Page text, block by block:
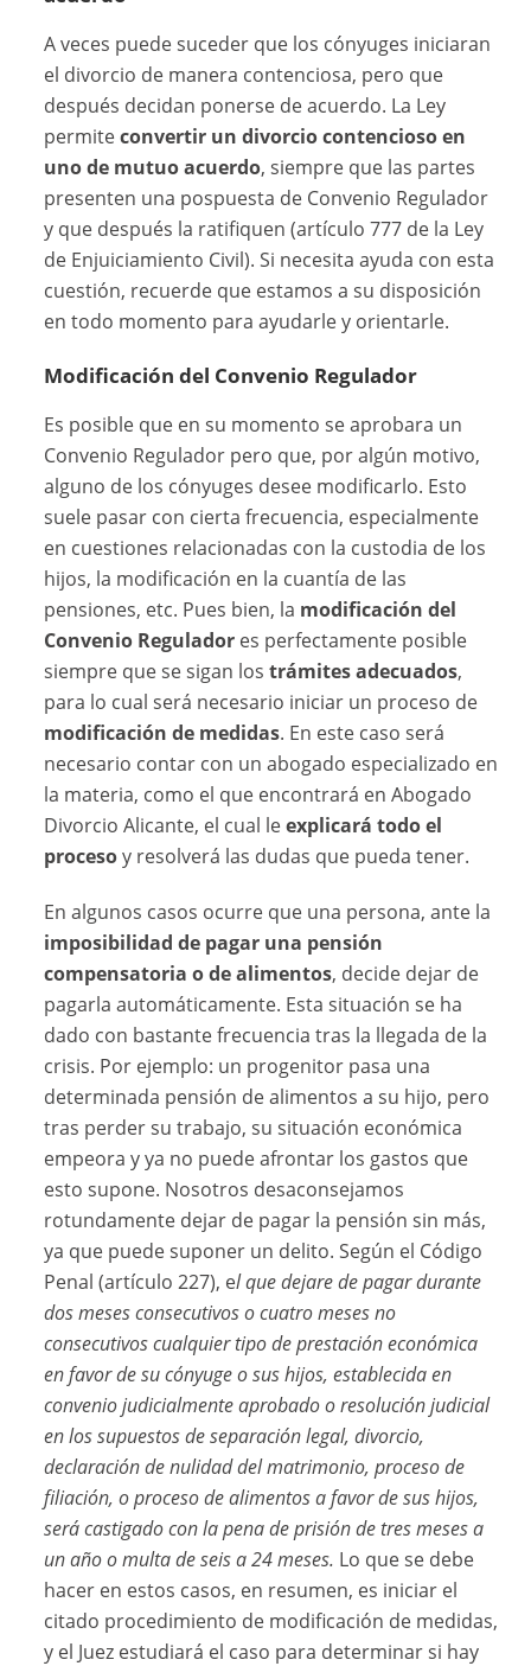
A veces puede suceder que los cónyuges iniciaran
el divorcio de manera contenciosa, pero que
después decidan ponerse de acuerdo. La Ley
permiteconvertir un divorcio contencioso en
uno de mutuo acuerdo, siempre que las partes
presenten una pospuesta de Convenio Regulador
y que después la ratifiquen (artículo 777 de la Ley
de Enjuiciamiento Civil). Si necesita ayuda con esta
cuestión, recuerde que estamos a su disposición
en todo momento para ayudarle y orientarle.
Modificación del Convenio Regulador
Es posible que en su momento se aprobara un
Convenio Regulador pero que, por algún motivo,
alguno de los cónyuges desee modificarlo. Esto
suele pasar con cierta frecuencia, especialmente
en cuestiones relacionadas con la custodia de los
hijos, la modificación en la cuantía de las
pensiones, etc. Pues bien, la modificación del
Convenio Regulador es perfectamente posible
siempre que se sigan lostrámites adecuados,
para lo cual será necesario iniciar un proceso de
modificación de medidas. En este caso será
necesario contar con un abogado especializado en
la materia, como el que encontrará en Abogado
Divorcio Alicante, el cual leexplicará todo el
procesoy resolverá las dudas que pueda tener.
En algunos casos ocurre que una persona, ante la
imposibilidad de pagar una pensión
compensatoria o de alimentos, decide dejar de
pagarla automáticamente. Esta situación se ha
dado con bastante frecuencia tras la llegada de la
crisis. Por ejemplo: un progenitor pasa una
determinada pensión de alimentos a su hijo, pero
tras perder su trabajo, su situación económica
empeora y ya no puede afrontar los gastos que
esto supone. Nosotros desaconsejamos
rotundamente dejar de pagar la pensión sin más,
ya que puede suponer un delito. Según el Código
Penal (artículo 227), el que dejare de pagar durante
dos meses consecutivos o cuatro meses no
consecutivos cualquier tipo de prestación económica
en favor de su cónyuge o sus hijos, establecida en
convenio judicialmente aprobado o resolución judicial
en los supuestos de separación legal, divorcio,
declaración de nulidad del matrimonio, proceso de
filiación, o proceso de alimentos a favor de sus hijos,
será castigado con la pena de prisión de tres meses a
un año o multa de seis a 24 meses. Lo que se debe
hacer en estos casos, en resumen, es iniciar el
citado procedimiento de modificación de medidas,
y el Juez estudiará el caso para determinar si hay